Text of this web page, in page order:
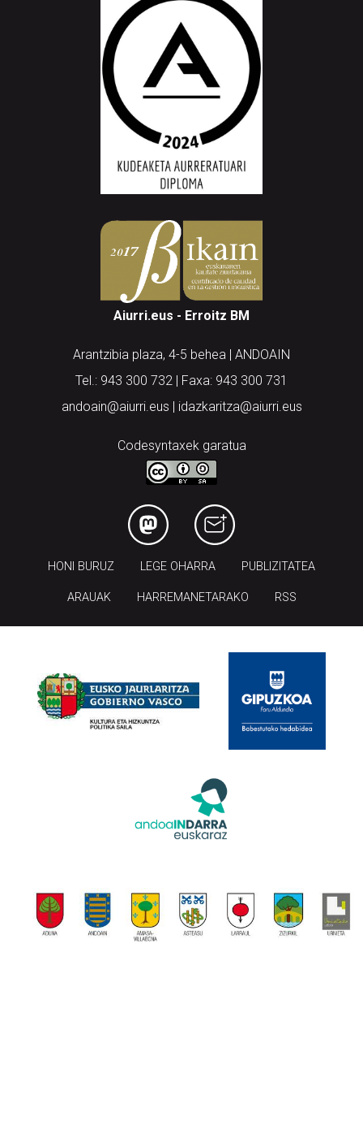
Aiurri.eus - Erroitz BM
Arantzibia plaza, 4-5 behea | ANDOAIN
Tel.: 943 300 732 | Faxa: 943 300 731
andoain@aiurri.eus | idazkaritza@aiurri.eus
Codesyntaxek garatua
HONI BURUZ LEGE OHARRA PUBLIZITATEA
ARAUAK HARREMANETARAKO RSS